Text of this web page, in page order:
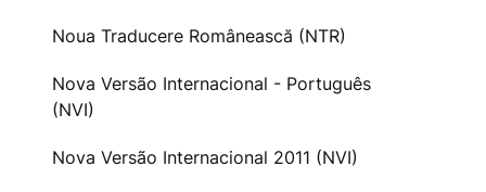
Noua Traducere Românească (NTR)
Nova Versão Internacional - Português
(NVI)
Nova Versão Internacional 2011 (NVI)